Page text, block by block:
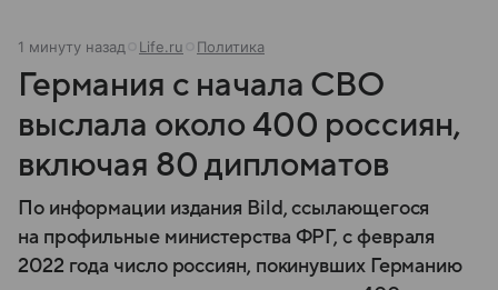
1 минуту назад Life.ru Политика
Германия с начала СВО
выслала около 400 россиян,
включая 80 дипломатов
По информации издания Bild, ссылающегося
на профильные министерства ФРГ, с февраля
2022 года число россиян, покинувших Германию